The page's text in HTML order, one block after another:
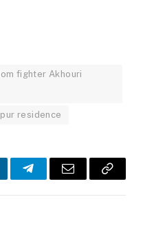
fighter Akhouri
residence
TelegramEmail
Copy